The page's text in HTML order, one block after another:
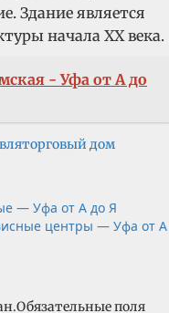
Здание является
начала XX века.
- Уфа от А до
торговый дом
— Уфа от А до Я
центры — Уфа от А
Обязательные поля